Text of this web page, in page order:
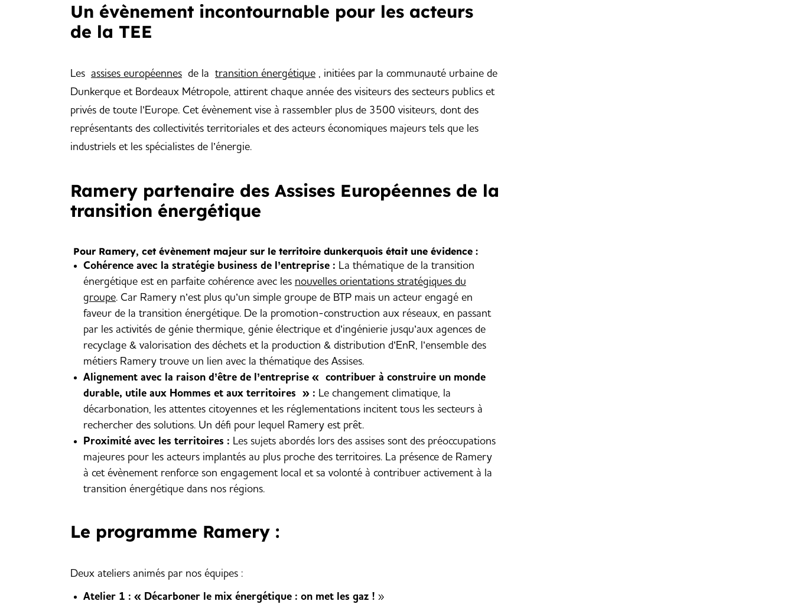
Un évènement incontournable pour les acteurs
de la TEE
Les assises européennes de la transition énergétique , initiées par la communauté urbaine de
Dunkerque et Bordeaux Métropole, attirent chaque année des visiteurs des secteurs publics et
privés de toute l’Europe. Cet évènement vise à rassembler plus de 3500 visiteurs, dont des
représentants des collectivités territoriales et des acteurs économiques majeurs tels que les
industriels et les spécialistes de l’énergie.
Ramery partenaire des Assises Européennes de la
transition énergétique
Pour Ramery, cet évènement majeur sur le territoire dunkerquois était une évidence :
Cohérence avec la stratégie business de l’entreprise : La thématique de la transition
énergétique est en parfaite cohérence avec les nouvelles orientations stratégiques du
groupe. Car Ramery n’est plus qu’un simple groupe de BTP mais un acteur engagé en
faveur de la transition énergétique. De la promotion-construction aux réseaux, en passant
par les activités de génie thermique, génie électrique et d’ingénierie jusqu’aux agences de
recyclage & valorisation des déchets et la production & distribution d’EnR, l’ensemble des
métiers Ramery trouve un lien avec la thématique des Assises.
Alignement avec la raison d’être de l’entreprise « contribuer à construire un monde
durable, utile aux Hommes et aux territoires » : Le changement climatique, la
décarbonation, les attentes citoyennes et les réglementations incitent tous les secteurs à
rechercher des solutions. Un défi pour lequel Ramery est prêt.
Proximité avec les territoires : Les sujets abordés lors des assises sont des préoccupations
majeures pour les acteurs implantés au plus proche des territoires. La présence de Ramery
à cet évènement renforce son engagement local et sa volonté à contribuer activement à la
transition énergétique dans nos régions.
Le programme Ramery :
Deux ateliers animés par nos équipes :
Atelier 1 : « Décarboner le mix énergétique : on met les gaz ! »